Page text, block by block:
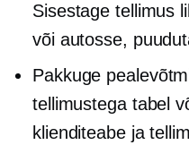
Sisestage tellimus
või autosse,
Pakkuge
tellimustega tabel
klienditeabe ja